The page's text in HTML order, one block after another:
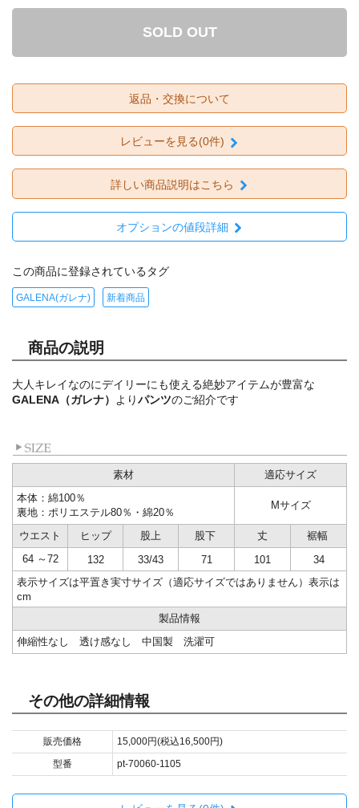
SOLD OUT
返品・交換について
レビューを見る(0件)
詳しい商品説明はこちら
オプションの値段詳細
この商品に登録されているタグ
GALENA(ガレナ) 新着商品
商品の説明
大人キレイなのにデイリーにも使える絶妙アイテムが豊富な
GALENA（ガレナ）
よりパンツのご紹介です
素材
適応サイズ
本体：綿100％
裏地：ポリエステル80％・綿20％
Mサイズ
ウエスト ヒップ 股上 股下 丈
裾幅
64 ～72
132 33/43 71 101
34
表示サイズは平置き実寸サイズ（適応サイズではありません）表示は
cm
製品情報
伸縮性なし 透け感なし 中国製 洗濯可
その他の詳細情報
販売価格
15,000円(税込16,500円)
型番
pt-70060-1105